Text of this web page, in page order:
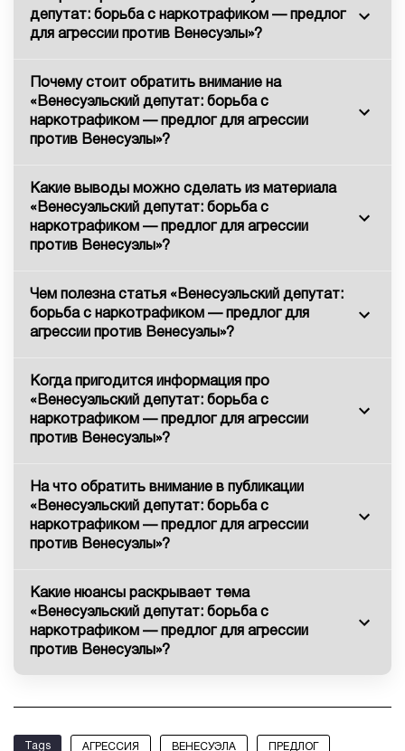
депутат: борьба с наркотрафиком — предлог
для агрессии против Венесуэлы»?
Почему стоит обратить внимание на
«Венесуэльский депутат: борьба с
наркотрафиком — предлог для агрессии
против Венесуэлы»?
Какие выводы можно сделать из материала
«Венесуэльский депутат: борьба с
наркотрафиком — предлог для агрессии
против Венесуэлы»?
Чем полезна статья «Венесуэльский депутат:
борьба с наркотрафиком — предлог для
агрессии против Венесуэлы»?
Когда пригодится информация про
«Венесуэльский депутат: борьба с
наркотрафиком — предлог для агрессии
против Венесуэлы»?
На что обратить внимание в публикации
«Венесуэльский депутат: борьба с
наркотрафиком — предлог для агрессии
против Венесуэлы»?
Какие нюансы раскрывает тема
«Венесуэльский депутат: борьба с
наркотрафиком — предлог для агрессии
против Венесуэлы»?
Tags АГРЕССИЯ ВЕНЕСУЭЛА ПРЕДЛОГ